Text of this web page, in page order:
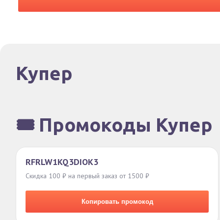
Купер
🎟️ Промокоды Купер
RFRLW1KQ3DIOK3
Скидка 100 ₽ на первый заказ от 1500 ₽
Копировать промокод